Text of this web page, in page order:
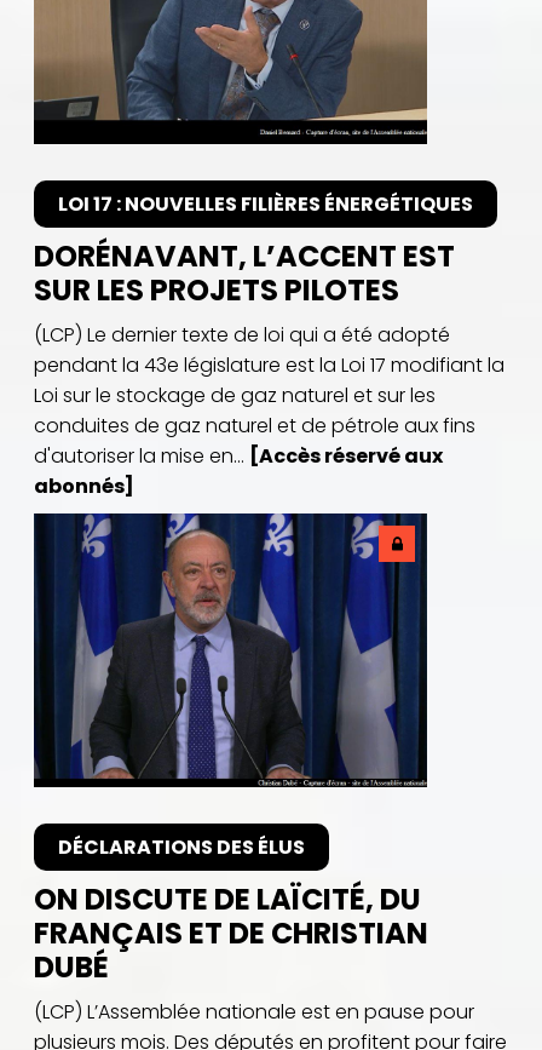
LOI 17 : NOUVELLES FILIÈRES ÉNERGÉTIQUES
DORÉNAVANT, L’ACCENT EST
SUR LES PROJETS PILOTES
(LCP) Le dernier texte de loi qui a été adopté
pendant la 43e législature est la Loi 17 modifiant la
Loi sur le stockage de gaz naturel et sur les
conduites de gaz naturel et de pétrole aux fins
d'autoriser la mise en... [Accès réservé aux
abonnés]
DÉCLARATIONS DES ÉLUS
ON DISCUTE DE LAÏCITÉ, DU
FRANÇAIS ET DE CHRISTIAN
DUBÉ
(LCP) L’Assemblée nationale est en pause pour
plusieurs mois. Des députés en profitent pour faire